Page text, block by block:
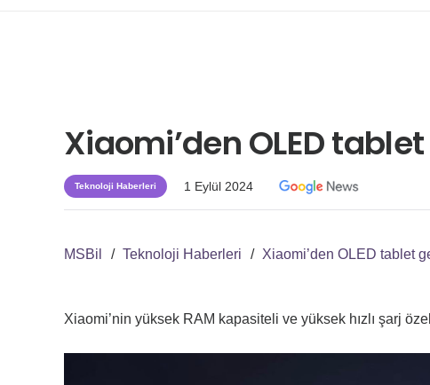
Xiaomi’den OLED
Teknoloji Haberleri 1 Eylül 2024
MSBil / Teknoloji Haberleri / Xiaomi’den OLED tablet
Xiaomi’nin yüksek RAM kapasiteli ve yüksek hızlı şarj